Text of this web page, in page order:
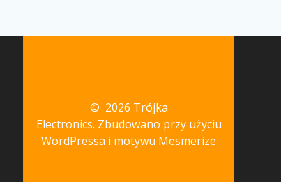
© 2026 Trójka
Electronics. Zbudowano przy użyciu
WordPressa i motywu Mesmerize